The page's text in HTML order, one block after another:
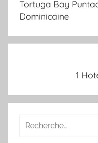
l’article
Tortuga Bay
Dominicaine
1
Recherche